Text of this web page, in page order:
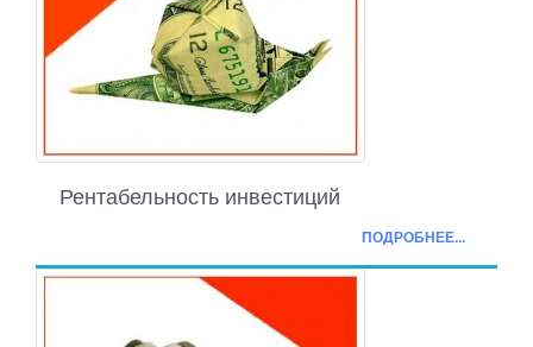
Рентабельность инвестиций
ПОДРОБНЕЕ...